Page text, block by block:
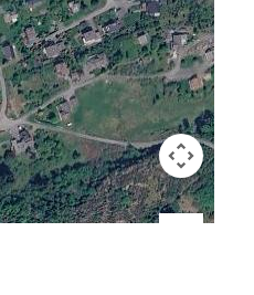
Taggar / Nøkkelord
investering
holdingselskap